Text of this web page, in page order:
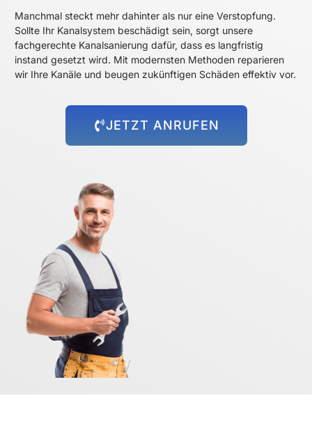
Manchmal steckt mehr dahinter als nur eine Verstopfung.
Sollte Ihr Kanalsystem beschädigt sein, sorgt unsere
fachgerechte Kanalsanierung dafür, dass es langfristig
instand gesetzt wird. Mit modernsten Methoden reparieren
wir Ihre Kanäle und beugen zukünftigen Schäden effektiv vor.
JETZT ANRUFEN